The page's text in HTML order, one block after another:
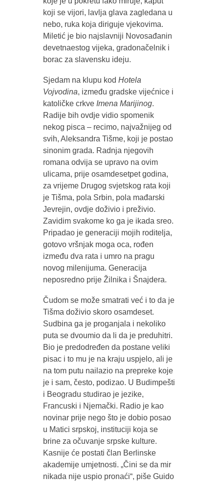
koji se vijori, lavlja glava zagledana u
nebo, ruka koja diriguje vjekovima.
Miletić je bio najslavniji Novosađanin
devetnaestog vijeka, gradonačelnik i
borac za slavensku ideju.
Sjedam na klupu kod Hotela
Vojvodina, između gradske vijećnice i
katoličke crkve Imena Marijinog.
Radije bih ovdje vidio spomenik
nekog pisca – recimo, najvažnijeg od
svih, Aleksandra Tišme, koji je postao
sinonim grada. Radnja njegovih
romana odvija se upravo na ovim
ulicama, prije osamdesetpet godina,
za vrijeme Drugog svjetskog rata koji
je Tišma, pola Srbin, pola mađarski
Jevrejin, ovdje doživio i preživio.
Zavidim svakome ko ga je ikada sreo.
Pripadao je generaciji mojih roditelja,
gotovo vršnjak moga oca, rođen
između dva rata i umro na pragu
novog milenijuma. Generacija
neposredno prije Žilnika i Šnajdera.
Čudom se može smatrati već i to da je
Tišma doživio skoro osamdeset.
Sudbina ga je proganjala i nekoliko
puta se dvoumio da li da je preduhitri.
Bio je predodređen da postane veliki
pisac i to mu je na kraju uspjelo, ali je
na tom putu nailazio na prepreke koje
je i sam, često, podizao. U Budimpešti
i Beogradu studirao je jezike,
Francuski i Njemački. Radio je kao
novinar prije nego što je dobio posao
u Matici srpskoj, instituciji koja se
brine za očuvanje srpske kulture.
Kasnije će postati član Berlinske
akademije umjetnosti. „Čini se da mir
nikada nije uspio pronaći“, piše Guido